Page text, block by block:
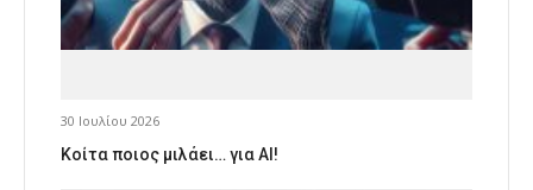
30 Ιουλίου 2026
Κοίτα ποιος μιλάει… για AI!